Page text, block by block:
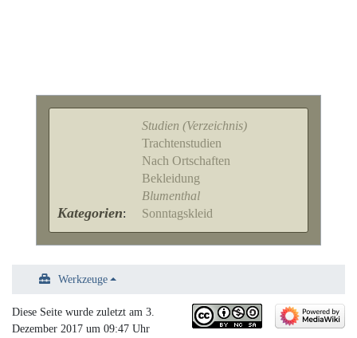
Kategorien:
Studien (Verzeichnis)
Trachtenstudien
Nach Ortschaften
Bekleidung
Blumenthal
Sonntagskleid
Werkzeuge
Diese Seite wurde zuletzt am 3.
Dezember 2017 um 09:47 Uhr